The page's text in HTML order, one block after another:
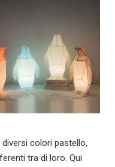
diversi colori pastello,
tra di loro. Qui